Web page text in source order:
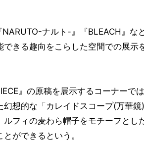
ナルト-』『BLEACH』な
きる趣向をこらした空間での展示
』の原稿を展示するコーナーで
想的な「カレイドスコープ(万華
フィの麦わら帽子をモチーフとし
ができるという。